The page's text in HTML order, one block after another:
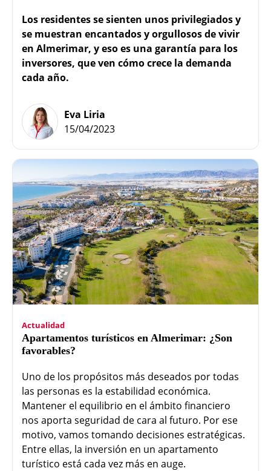
Los residentes se sienten unos privilegiados y
se muestran encantados y orgullosos de vivir
en Almerimar, y eso es una garantía para los
inversores, que ven cómo crece la demanda
cada año.
Eva Liria
15/04/2023
Actualidad
Apartamentos turísticos en Almerimar: ¿Son
favorables?
Uno de los propósitos más deseados por todas
las personas es la estabilidad económica.
Mantener el equilibrio en el ámbito financiero
nos aporta seguridad de cara al futuro. Por ese
motivo, vamos tomando decisiones estratégicas.
Entre ellas, la inversión en un apartamento
turístico está cada vez más en auge.